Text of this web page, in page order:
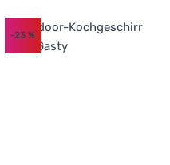
-23%